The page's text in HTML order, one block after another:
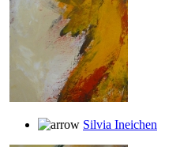
Silvia Ineichen